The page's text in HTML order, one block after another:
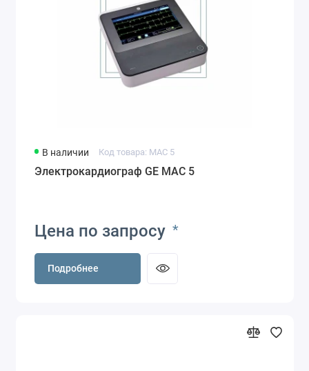
В наличии Код товара: MAC 5
Электрокардиограф GE MAC 5
Цена по запросу *
Подробнее